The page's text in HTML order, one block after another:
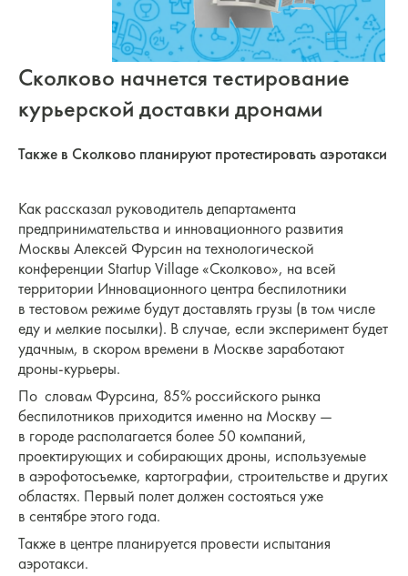
Сколково начнется тестирование
курьерской доставки дронами
Также в Сколково планируют протестировать аэротакси
Как рассказал руководитель департамента
предпринимательства и инновационного развития
Москвы Алексей Фурсин на технологической
конференции Startup Village «Сколково», на всей
территории Инновационного центра беспилотники
в тестовом режиме будут доставлять грузы (в том числе
еду и мелкие посылки). В случае, если эксперимент будет
удачным, в скором времени в Москве заработают
дроны-курьеры.
По словам Фурсина, 85% российского рынка
беспилотников приходится именно на Москву —
в городе располагается более 50 компаний,
проектирующих и собирающих дроны, используемые
в аэрофотосъемке, картографии, строительстве и других
областях. Первый полет должен состояться уже
в сентябре этого года.
Также в центре планируется провести испытания
аэротакси.